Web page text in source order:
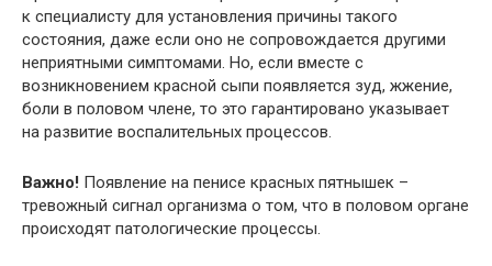
к специалисту для установления причины такого
состояния, даже если оно не сопровождается другими
неприятными симптомами. Но, если вместе с
возникновением красной сыпи появляется зуд, жжение,
боли в половом члене, то это гарантировано указывает
на развитие воспалительных процессов.
Важно! Появление на пенисе красных пятнышек –
тревожный сигнал организма о том, что в половом органе
происходят патологические процессы.